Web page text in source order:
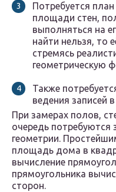
Потребуется
площади стен,
выполняться на
найти нельзя, то
стремясь
геометрическую
Также
ведения записей
При замерах полов,
очередь потребуются
геометрии.
площадь дома в
вычисление
прямоугольника
сторон.